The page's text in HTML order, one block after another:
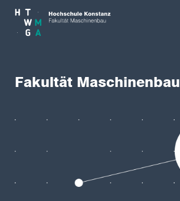
Skip to main content
Fakultät Maschinenbau